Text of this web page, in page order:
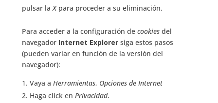
pulsar laXpara proceder a su eliminación.
Para acceder a la configuración de cookiesdel
navegador Internet Explorersiga estos pasos
(pueden variar en función de la versión del
navegador):
Vaya a Herramientas, Opciones de Internet
Haga click en Privacidad.